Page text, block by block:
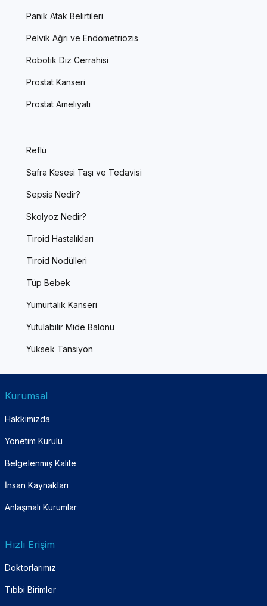
Panik Atak Belirtileri
Pelvik Ağrı ve Endometriozis
Robotik Diz Cerrahisi
Prostat Kanseri
Prostat Ameliyatı
Reflü
Safra Kesesi Taşı ve Tedavisi
Sepsis Nedir?
Skolyoz Nedir?
Tiroid Hastalıkları
Tiroid Nodülleri
Tüp Bebek
Yumurtalık Kanseri
Yutulabilir Mide Balonu
Yüksek Tansiyon
Kurumsal
Hakkımızda
Yönetim Kurulu
Belgelenmiş Kalite
İnsan Kaynakları
Anlaşmalı Kurumlar
Hızlı Erişim
Doktorlarımız
Tıbbi Birimler